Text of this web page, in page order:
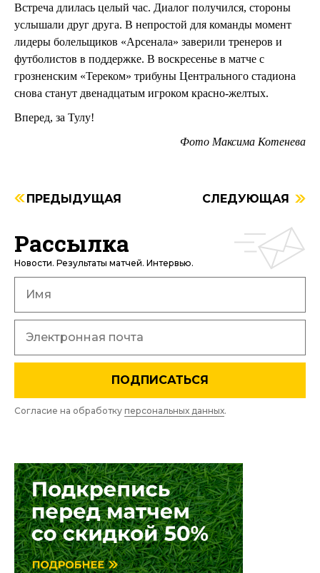
Встреча длилась целый час. Диалог получился, стороны
услышали друг друга. В непростой для команды момент
лидеры болельщиков «Арсенала» заверили тренеров и
футболистов в поддержке. В воскресенье в матче с
грозненским «Тереком» трибуны Центрального стадиона
снова станут двенадцатым игроком красно-желтых.
Вперед, за Тулу!
Фото Максима Котенева
ПРЕДЫДУЩАЯ СЛЕДУЮЩАЯ
Рассылка
Новости. Результаты матчей. Интервью.
ПОДПИСАТЬСЯ
Согласие на обработку персональных данных.